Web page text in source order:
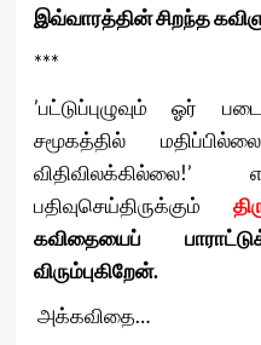
இவ்வாரத்தின் சிறந்த
***
’பட்டுப்புழுவும் ஓர்
சமூகத்தில்
பதிவுசெய்திருக்கும்
கவிதையைப்
விரும்புகிறேன்.
அக்கவிதை…